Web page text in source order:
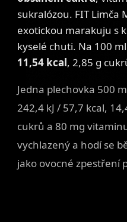
sukralózou. FIT Limča
exotickou marakuju s
kyselé chuti. Na 100
11,54 kcal, 2,85 g
Jedna plechovka 500
242,4 kJ / 57,7 kcal,
cukrů a 80 mg
vychlazený a hodí se
jako ovocné zpestření